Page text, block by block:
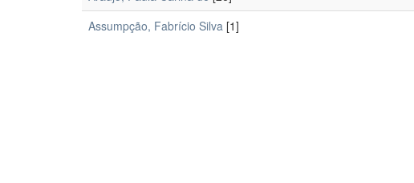
Assumpção, Fabrício Silva [1]